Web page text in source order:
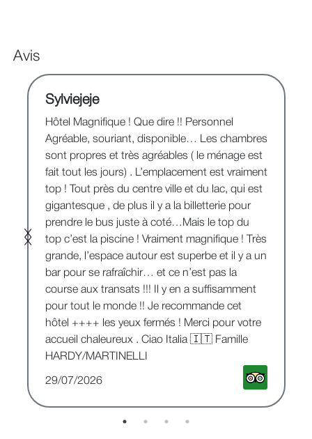
Avis
Sylviejeje
Hôtel Magnifique ! Que dire !! Personnel
Agréable, souriant, disponible… Les chambres
sont propres et très agréables ( le ménage est
fait tout les jours) . L’emplacement est vraiment
top ! Tout près du centre ville et du lac, qui est
gigantesque , de plus il y a la billetterie pour
prendre le bus juste à coté…Mais le top du
top c’est la piscine ! Vraiment magnifique ! Très
grande, l’espace autour est superbe et il y a un
bar pour se rafraîchir… et ce n’est pas la
course aux transats !!! Il y en a suffisamment
pour tout le monde !! Je recommande cet
hôtel ++++ les yeux fermés ! Merci pour votre
accueil chaleureux . Ciao Italia 🇮🇹 Famille
HARDY/MARTINELLI
29/07/2026